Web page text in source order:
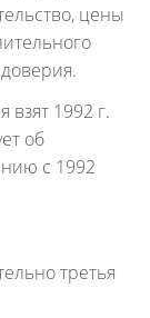
цены
взят 1992 г.
об
с 1992
третья